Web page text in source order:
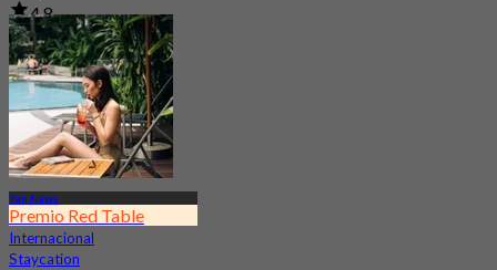
4.8
23.2K Reservado
Desde฿ 2,999.75
Yan Nawa
Premio Red Table
Internacional
Staycation